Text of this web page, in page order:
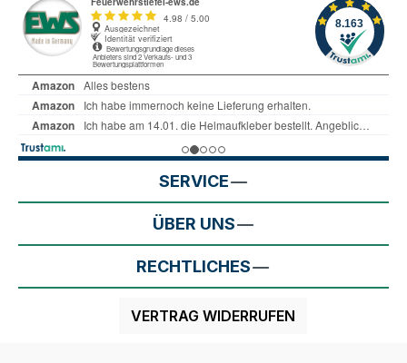
SERVICE
ÜBER UNS
RECHTLICHES
VERTRAG WIDERRUFEN